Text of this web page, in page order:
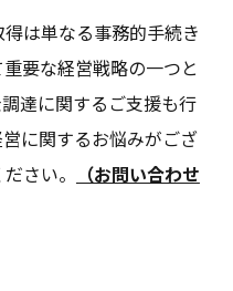
は単なる事務的手続き
要な経営戦略の一つと
達に関するご支援も行
に関するお悩みがござ
さい。
（お問い合わせ